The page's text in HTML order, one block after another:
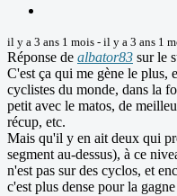
il y a 3 ans 1 mois - il y a 3 ans 1
Réponse de albator83 sur le
C'est ça qui me gène le plus,
cyclistes du monde, dans la
petit avec le matos, de
récup, etc.
Mais qu'il y en ait deux qui
segment au-dessus), à ce
n'est pas sur des cyclos, et
c'est plus dense pour la